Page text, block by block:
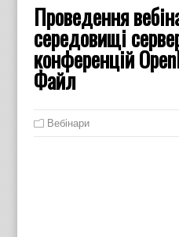
Проведення
середовищі
конференцій
Файл
Вебінари